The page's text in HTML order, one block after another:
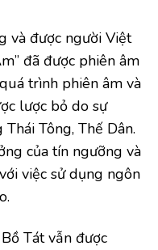
và được người Việt
đã được phiên âm
trình phiên âm và
lược bỏ do sự
Tông, Thế Dân.
của tín ngưỡng và
việc sử dụng ngôn
Tát vẫn được